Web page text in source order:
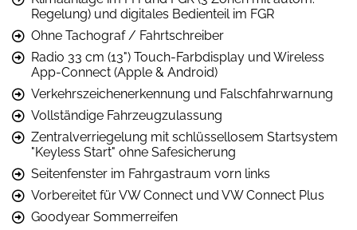
Regelung) und digitales Bedienteil im FGR
Ohne Tachograf / Fahrtschreiber
Radio 33 cm (13") Touch-Farbdisplay und Wireless
App-Connect (Apple & Android)
Verkehrszeichenerkennung und Falschfahrwarnung
Vollständige Fahrzeugzulassung
Zentralverriegelung mit schlüssellosem Startsystem
"Keyless Start" ohne Safesicherung
Seitenfenster im Fahrgastraum vorn links
Vorbereitet für VW Connect und VW Connect Plus
Goodyear Sommerreifen